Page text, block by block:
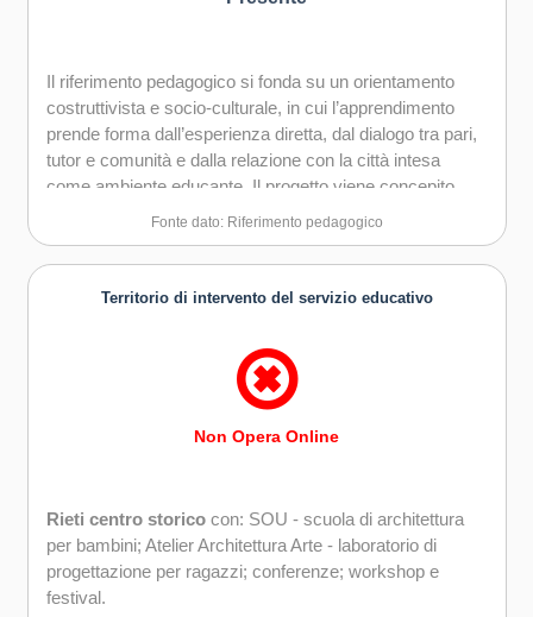
Il riferimento pedagogico si fonda su un orientamento
costruttivista e socio-culturale, in cui l’apprendimento
prende forma dall’esperienza diretta, dal dialogo tra pari,
tutor e comunità e dalla relazione con la città intesa
come ambiente educante. Il progetto viene concepito
come compito autentico che intreccia conoscenze e
collaborazione e cittadinanza.
learning, promuovendo un apprendimento situato e
riflessivo. La valutazione è formativa e continua,
autovalutazione, con l’obiettivo di accompagnare i
Centrale è la dimensione inclusiva e intergenerazionale,
che garantisce accessibilità, equità e partecipazione.
Bambini e ragazzi apprendono linguaggi del progetto e
responsabilità civica, sviluppando competenze tecniche,
Fonte dato: Riferimento pedagogico
Territorio di intervento del servizio educativo
Non Opera Online
Rieti centro storico con: SOU - scuola di architettura
per bambini; Atelier Architettura Arte - laboratorio di
progettazione per ragazzi; conferenze; workshop e
festival.